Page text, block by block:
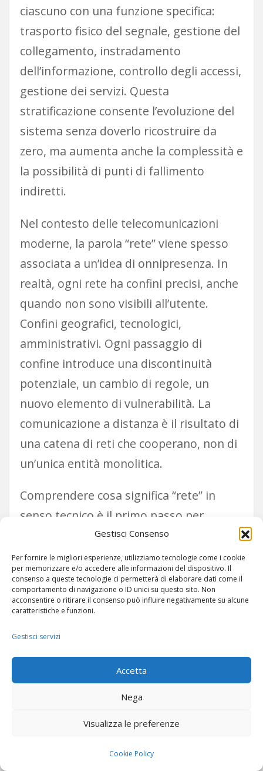
Gestisci Consenso
Per fornire le migliori esperienze, utilizziamo tecnologie come i cookie
per memorizzare e/o accedere alle informazioni del dispositivo. Il
consenso a queste tecnologie ci permetterà di elaborare dati come il
comportamento di navigazione o ID unici su questo sito. Non
acconsentire o ritirare il consenso può influire negativamente su alcune
caratteristiche e funzioni.
Gestisci servizi
Accetta
Nega
Visualizza le preferenze
Cookie Policy
ciascuno con una funzione specifica:
trasporto fisico del segnale, gestione del
collegamento, instradamento
dell’informazione, controllo degli accessi,
gestione dei servizi. Questa
stratificazione consente l’evoluzione del
sistema senza doverlo ricostruire da
zero, ma aumenta anche la complessità e
la possibilità di punti di fallimento
indiretti.
Nel contesto delle telecomunicazioni
moderne, la parola “rete” viene spesso
associata a un’idea di onnipresenza. In
realtà, ogni rete ha confini precisi, anche
quando non sono visibili all’utente.
Confini geografici, tecnologici,
amministrativi. Ogni passaggio di
confine introduce una discontinuità
potenziale, un cambio di regole, un
nuovo elemento di vulnerabilità. La
comunicazione a distanza è il risultato di
una catena di reti che cooperano, non di
un’unica entità monolitica.
Comprendere cosa significa “rete” in
senso tecnico è il primo passo per
smontare molte illusioni diffuse. La rete
non è un’entità unica, né infinita, né
neutra. È un sistema progettato, gestito,
mantenuto e, inevitabilmente, limitato.
Trattarla come tale non significa ridurne
il valore, ma restituirle una dimensione
reale.
Questo articolo apre il secondo capitolo
del percorso perché introduce il lessico
fondamentale con cui verranno
affrontati tutti i temi successivi. Senza